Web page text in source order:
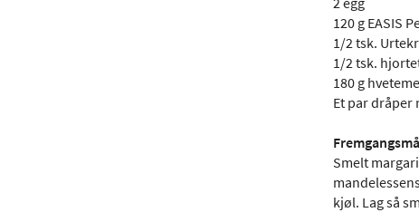
120 g EASIS
1/2 tsk.
1/2 tsk.
180 g
Et par dråper
Smelt
kjøl. Lag så